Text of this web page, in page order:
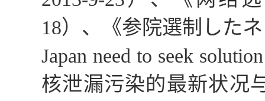
18）、《参院選制した
Japan need to seek
核泄漏污染的最新状况